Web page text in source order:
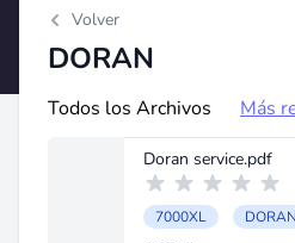
Volver
DORAN
Todos los Archivos Más
Doran service.pdf
7000XL DORAN